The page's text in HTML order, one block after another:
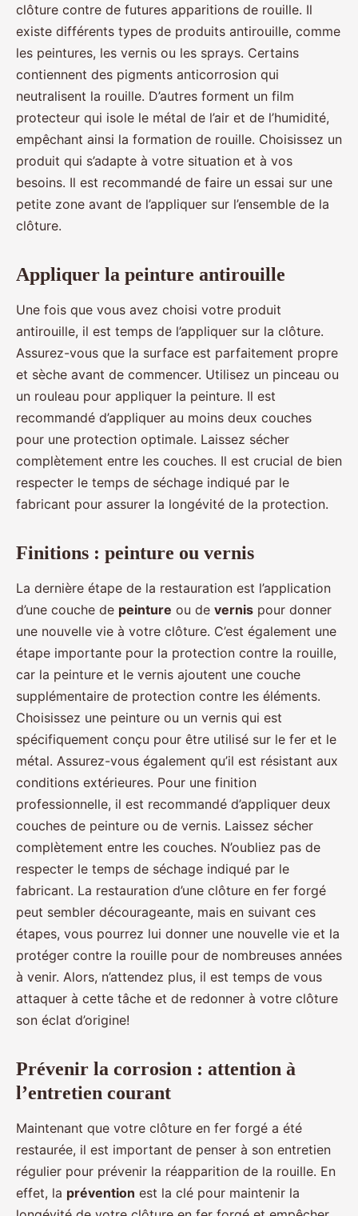
clôture contre de futures apparitions de rouille. Il
existe différents types de produits antirouille, comme
les peintures, les vernis ou les sprays. Certains
contiennent des pigments anticorrosion qui
neutralisent la rouille. D’autres forment un film
protecteur qui isole le métal de l’air et de l’humidité,
empêchant ainsi la formation de rouille. Choisissez un
produit qui s’adapte à votre situation et à vos
besoins. Il est recommandé de faire un essai sur une
petite zone avant de l’appliquer sur l’ensemble de la
clôture.
Appliquer la peinture antirouille
Une fois que vous avez choisi votre produit
antirouille, il est temps de l’appliquer sur la clôture.
Assurez-vous que la surface est parfaitement propre
et sèche avant de commencer. Utilisez un pinceau ou
un rouleau pour appliquer la peinture. Il est
recommandé d’appliquer au moins deux couches
pour une protection optimale. Laissez sécher
complètement entre les couches. Il est crucial de bien
respecter le temps de séchage indiqué par le
fabricant pour assurer la longévité de la protection.
Finitions : peinture ou vernis
La dernière étape de la restauration est l’application
d’une couche de peinture ou de vernis pour donner
une nouvelle vie à votre clôture. C’est également une
étape importante pour la protection contre la rouille,
car la peinture et le vernis ajoutent une couche
supplémentaire de protection contre les éléments.
Choisissez une peinture ou un vernis qui est
spécifiquement conçu pour être utilisé sur le fer et le
métal. Assurez-vous également qu’il est résistant aux
conditions extérieures. Pour une finition
professionnelle, il est recommandé d’appliquer deux
couches de peinture ou de vernis. Laissez sécher
complètement entre les couches. N’oubliez pas de
respecter le temps de séchage indiqué par le
fabricant. La restauration d’une clôture en fer forgé
peut sembler décourageante, mais en suivant ces
étapes, vous pourrez lui donner une nouvelle vie et la
protéger contre la rouille pour de nombreuses années
à venir. Alors, n’attendez plus, il est temps de vous
attaquer à cette tâche et de redonner à votre clôture
son éclat d’origine!
Prévenir la corrosion : attention à
l’entretien courant
Maintenant que votre clôture en fer forgé a été
restaurée, il est important de penser à son entretien
régulier pour prévenir la réapparition de la rouille. En
effet, la prévention est la clé pour maintenir la